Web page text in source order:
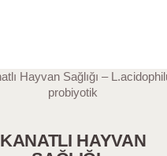
KANATLI HAYVAN